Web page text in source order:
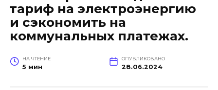
тариф на электроэнергию
и сэкономить на
коммунальных платежах.
НА ЧТЕНИЕ
5 мин
ОПУБЛИКОВАНО
28.06.2024